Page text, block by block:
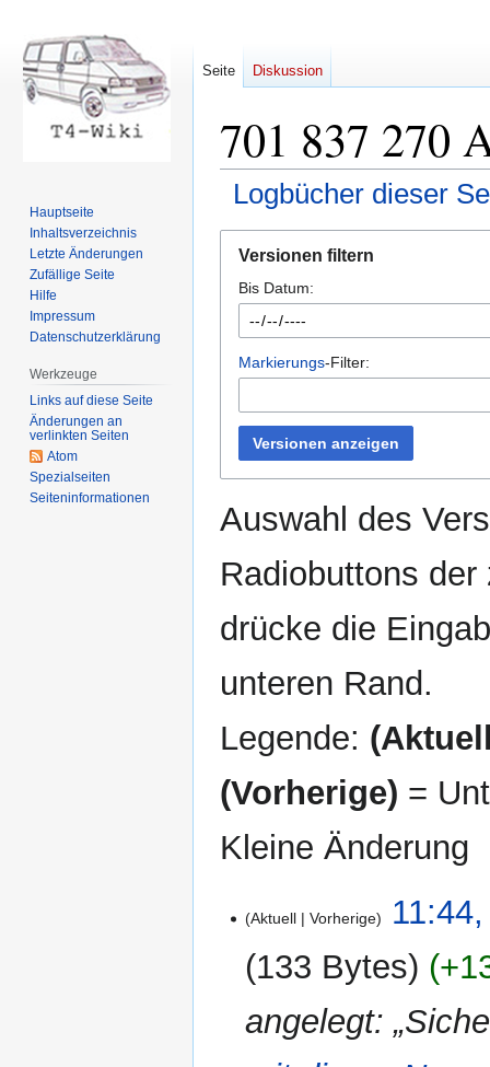
701 837 270
Logbücher dieser
Navigation
springen
Suche
springen
Versionen filtern
Bis Datum:
Markierungs-Filter:
Versionen anzeigen
Auswahl des
Radiobuttons
drücke die
unteren Rand.
Legende:
(Vorherige) =
Kleine Änderung
September
Aktuell Vorherige
133 Bytes
angelegt:
Seite Diskussion
Hauptseite
Inhaltsverzeichnis
Letzte Änderungen
Zufällige Seite
Hilfe
Impressum
Datenschutzerklärung
Werkzeuge
Links auf diese Seite
Änderungen an
verlinkten Seiten
Atom
Spezialseiten
Seiten­informationen